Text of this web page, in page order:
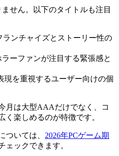
せん。以下のタイトルも注目
ランチャイズとストーリー性の
ラーファンが注目する緊張感と
現を重視するユーザー向けの個
月は大型AAAだけでなく、コ
く楽しめるのが特徴です。
ついては、 2026年PCゲーム期
ェックできます。